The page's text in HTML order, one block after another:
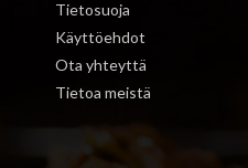
Tietosuoja
Käyttöehdot
Ota yhteyttä
Tietoa meistä